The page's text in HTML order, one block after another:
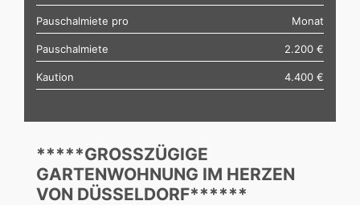
Pauschalmiete pro Monat
Pauschalmiete 2.200 €
Kaution 4.400 €
*****GROSSZÜGIGE G
ARTENWOHNUNG IM HERZEN V
ON DÜSSELDORF******